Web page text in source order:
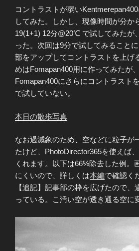
コントラストが弱い
してみた。しかし、現像時間が分か
19(1+1) 12分@20℃ で試してみたが
った。次回は9分で試してみること
部をアップしてコントラストを上げ
めはFomapan400用に作ってみたが
Fomapan400にさらにコントラスト
で試していない。
本日の散歩写真
なお過減象のため、空などに粒子が
たけど、PhotoDirector365を使えば
くれます。以下は66%除去した例。
にくいので、詳しくは本編で確認く
【追記】記事部の枠を広げたので、
っている。こ汚い空が透き通る空に